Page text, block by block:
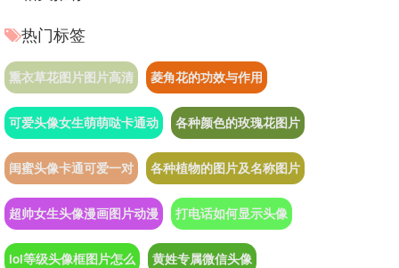
热门标签
熏衣草花图片图片高清 菱角花的功效与作用
可爱头像女生萌萌哒卡通动 各种颜色的玫瑰花图片
闺蜜头像卡通可爱一对 各种植物的图片及名称图片
超帅女生头像漫画图片动漫 打电话如何显示头像
lol等级头像框图片怎么 黄姓专属微信头像